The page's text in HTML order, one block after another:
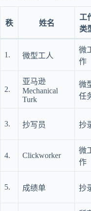
秩 姓名
工
类
1. 微型工人
微
作
2.
亚马逊
Mechanical
Turk
微
任
3. 抄写员 抄
4. Clickworker
微
作
5. 成绩单 抄